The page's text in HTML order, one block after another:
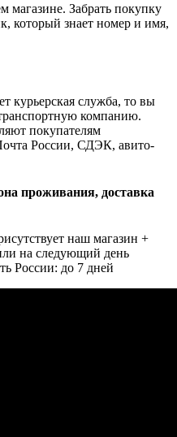
магазине. Забрать покупку
который знает номер и имя,
курьерская служба, то вы
транспортную компанию.
покупателям
России, СДЭК, авито-
проживания, доставка
наш магазин +
на следующий день
России: до 7 дней